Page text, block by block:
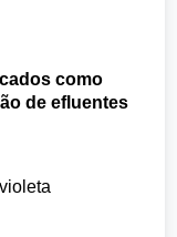
como
de efluentes